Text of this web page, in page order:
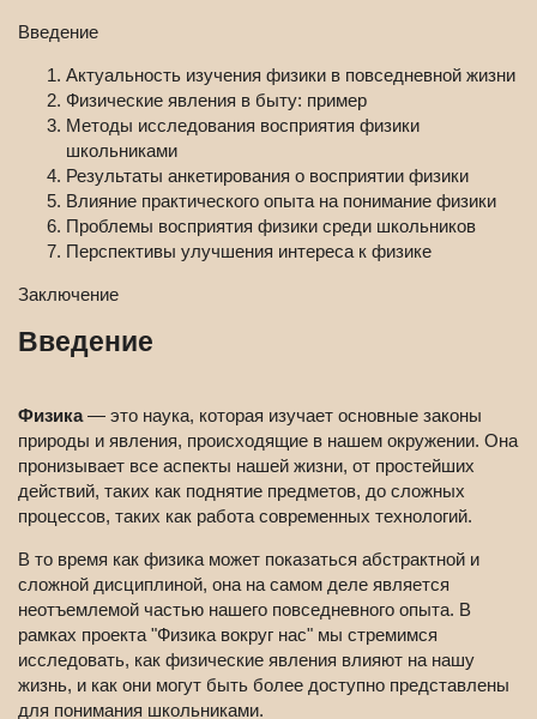
Введение
Актуальность изучения физики в повседневной жизни
Физические явления в быту: пример
Методы исследования восприятия физики
школьниками
Результаты анкетирования о восприятии физики
Влияние практического опыта на понимание физики
Проблемы восприятия физики среди школьников
Перспективы улучшения интереса к физике
Заключение
Введение
Физика— это наука, которая изучает основные законы
природы и явления, происходящие в нашем окружении. Она
пронизывает все аспекты нашей жизни, от простейших
действий, таких как поднятие предметов, до сложных
процессов, таких как работа современных технологий.
В то время как физика может показаться абстрактной и
сложной дисциплиной, она на самом деле является
неотъемлемой частью нашего повседневного опыта. В
рамках проекта "Физика вокруг нас" мы стремимся
исследовать, как физические явления влияют на нашу
жизнь, и как они могут быть более доступно представлены
для понимания школьниками.